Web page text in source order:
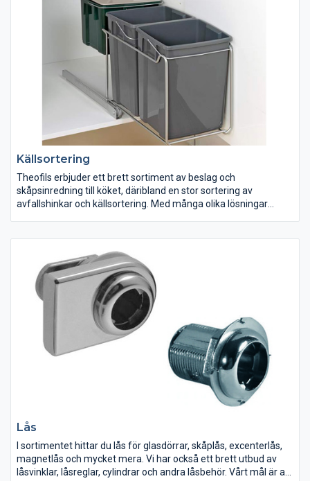
Källsortering
Theofils erbjuder ett brett sortiment av beslag och
skåpsinredning till köket, däribland en stor sortering av
avfallshinkar och källsortering. Med många olika lösningar
sidomonterade varianter och behållare i olika material och
utseende.
Lås
I sortimentet hittar du lås för glasdörrar, skåplås, excenterlås,
magnetlås och mycket mera. Vi har också ett brett utbud av
låsvinklar, låsreglar, cylindrar och andra låsbehör. Vårt mål är att